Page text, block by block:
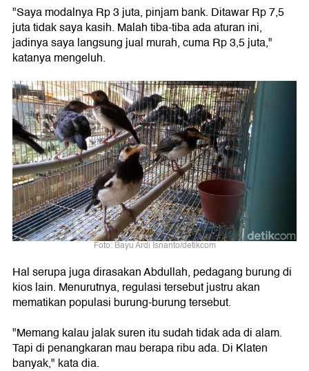
"Saya modalnya Rp 3 juta, pinjam bank. Ditawar Rp 7,5
juta tidak saya kasih. Malah tiba-tiba ada aturan ini,
jadinya saya langsung jual murah, cuma Rp 3,5 juta,"
katanya mengeluh.
Foto: Bayu Ardi Isnanto/detikcom
Hal serupa juga dirasakan Abdullah, pedagang burung di
kios lain. Menurutnya, regulasi tersebut justru akan
mematikan populasi burung-burung tersebut.
"Memang kalau jalak suren itu sudah tidak ada di alam.
Tapi di penangkaran mau berapa ribu ada. Di Klaten
banyak," kata dia.